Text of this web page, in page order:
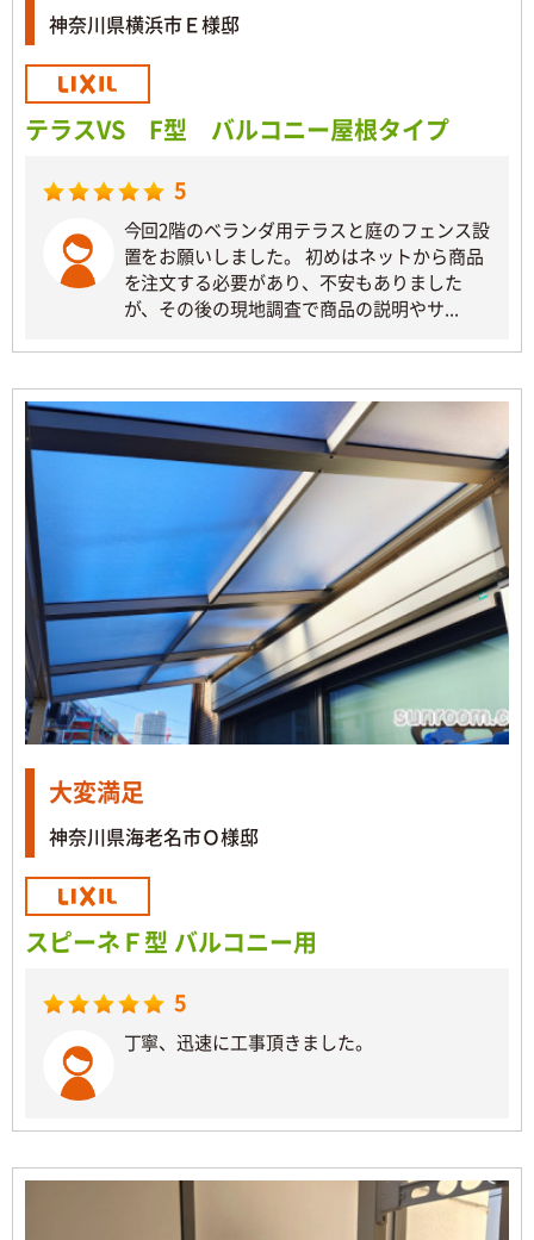
神奈川県横浜市Ｅ様邸
テラスVS F型 バルコニー屋根タイプ
5
今回2階のベランダ用テラスと庭のフェンス設
置をお願いしました。 初めはネットから商品
を注文する必要があり、不安もありました
が、その後の現地調査で商品の説明やサ...
大変満足
神奈川県海老名市Ｏ様邸
スピーネＦ型 バルコニー用
5
丁寧、迅速に工事頂きました。